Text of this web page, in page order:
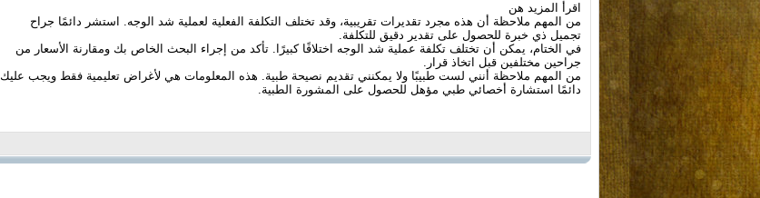
اقرأ المزيد هن
من المهم ملاحظة أن هذه مجرد تقديرات تقريبية، وقد تختلف التكلفة الفعلية لعملية شد الوجه. استشر دائمًا جراح
تجميل ذي خبرة للحصول على تقدير دقيق للتكلفة.
في الختام، يمكن أن تختلف تكلفة عملية شد الوجه اختلافًا كبيرًا. تأكد من إجراء البحث الخاص بك ومقارنة الأسعار من
جراحين مختلفين قبل اتخاذ قرار.
من المهم ملاحظة أنني لست طبيبًا ولا يمكنني تقديم نصيحة طبية. هذه المعلومات هي لأغراض تعليمية فقط ويجب عليك
دائمًا استشارة أخصائي طبي مؤهل للحصول على المشورة الطبية.